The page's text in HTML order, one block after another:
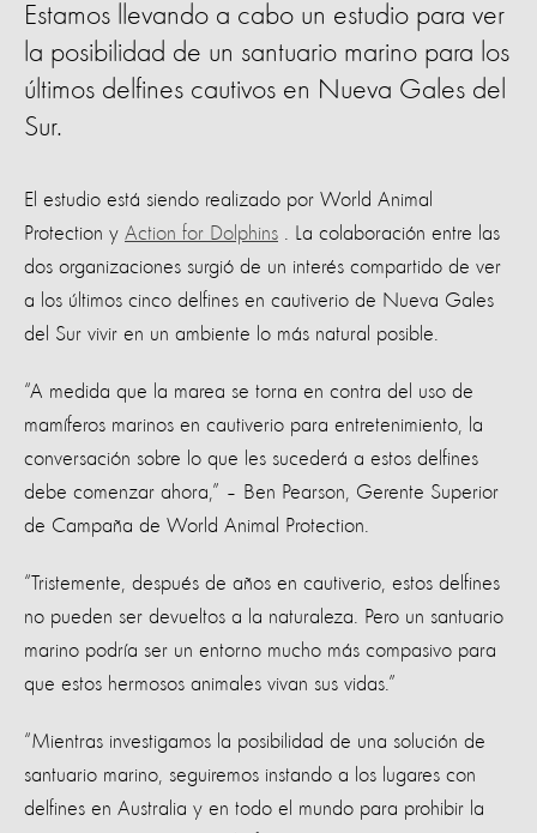
Estamos llevando a cabo un estudio para ver
la posibilidad de un santuario marino para los
últimos delfines cautivos en Nueva Gales del
Sur.
El estudio está siendo realizado por World Animal
Protection y Action for Dolphins . La colaboración entre las
dos organizaciones surgió de un interés compartido de ver
a los últimos cinco delfines en cautiverio de Nueva Gales
del Sur vivir en un ambiente lo más natural posible.
“A medida que la marea se torna en contra del uso de
mamíferos marinos en cautiverio para entretenimiento, la
conversación sobre lo que les sucederá a estos delfines
debe comenzar ahora,” – Ben Pearson, Gerente Superior
de Campaña de World Animal Protection.
“Tristemente, después de años en cautiverio, estos delfines
no pueden ser devueltos a la naturaleza. Pero un santuario
marino podría ser un entorno mucho más compasivo para
que estos hermosos animales vivan sus vidas.”
“Mientras investigamos la posibilidad de una solución de
santuario marino, seguiremos instando a los lugares con
delfines en Australia y en todo el mundo para prohibir la